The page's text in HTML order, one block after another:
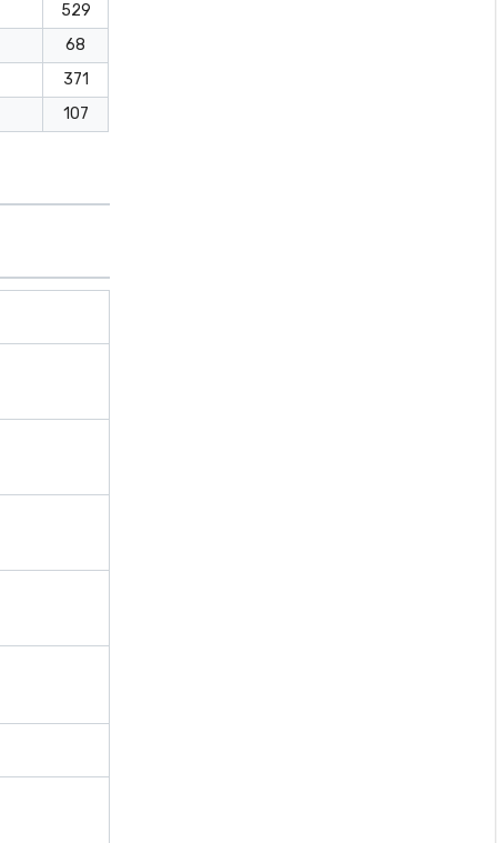
529
68
371
107